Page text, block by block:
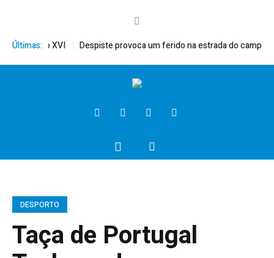
Últimas:
Bento XVI Despiste provoca um ferido na estrada do campo
DESPORTO
Taça de Portugal